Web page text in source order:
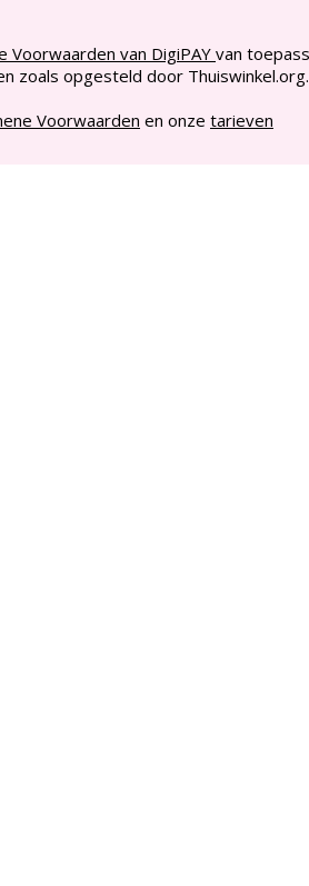
Voorwaarden van DigiPAY van
zoals opgesteld door Thuiswinkel.org.
Voorwaarden en onze tarieven